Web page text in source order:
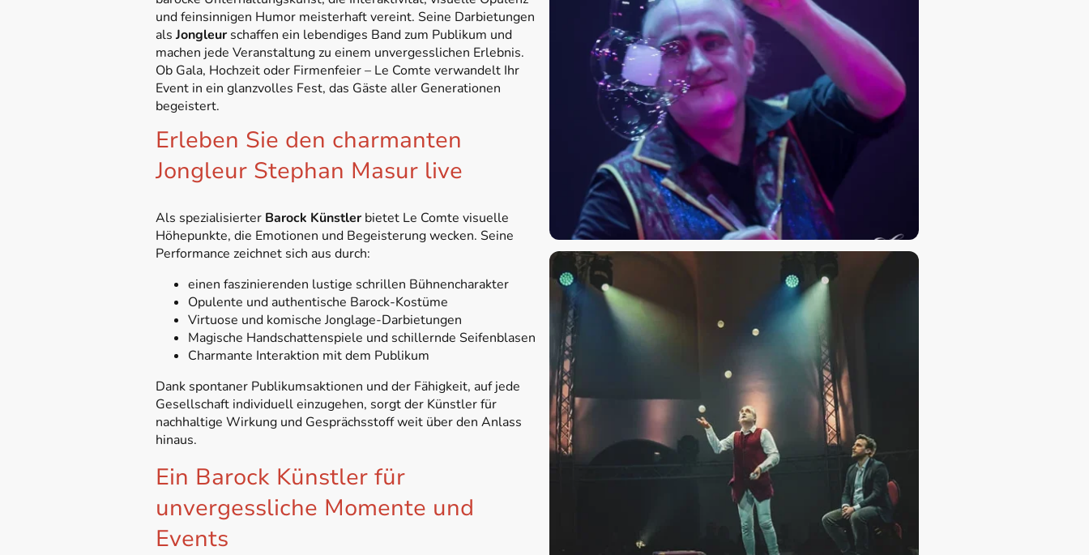
und feinsinnigen Humor meisterhaft vereint. Seine Darbietungen
alsJongleur schaffen ein lebendiges Band zum Publikum und
machen jede Veranstaltung zu einem unvergesslichen Erlebnis.
Ob Gala, Hochzeit oder Firmenfeier – Le Comte verwandelt Ihr
Event in ein glanzvolles Fest, das Gäste aller Generationen
begeistert.
Erleben Sie den charmanten
Jongleur Stephan Masur live
Als spezialisierter Barock Künstler bietet Le Comte visuelle
Höhepunkte, die Emotionen und Begeisterung wecken. Seine
Performance zeichnet sich aus durch:
einen faszinierenden lustige schrillen Bühnencharakter
Opulente und authentische Barock-Kostüme
Virtuose und komische Jonglage-Darbietungen
Magische Handschattenspiele und schillernde Seifenblasen
Charmante Interaktion mit dem Publikum
Dank spontaner Publikumsaktionen und der Fähigkeit, auf jede
Gesellschaft individuell einzugehen, sorgt der Künstler für
nachhaltige Wirkung und Gesprächsstoff weit über den Anlass
hinaus.
Ein Barock Künstler für
unvergessliche Momente und
Events